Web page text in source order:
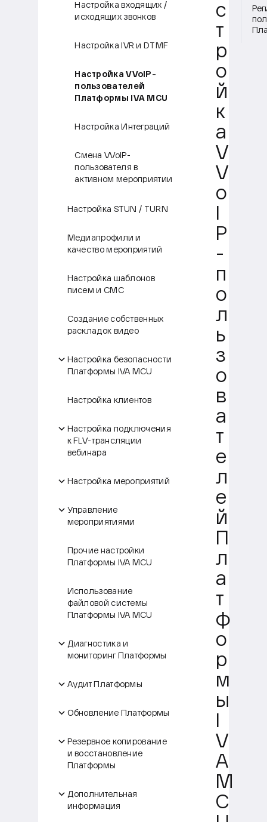
Настройка входящих /
исходящих звонков
Настройка IVR и DTMF
Настройка VVoIP-
пользователей
Платформы IVA MCU
Настройка Интеграций
Смена VVoIP-
пользователя в
активном мероприятии
Настройка STUN / TURN
Медиапрофили и
качество мероприятий
Настройка шаблонов
писем и СМС
Создание собственных
раскладок видео
Настройка безопасности
Платформы IVA MCU
Настройка клиентов
Настройка подключения
к FLV-трансляции
вебинара
Настройка мероприятий
Управление
мероприятиями
Прочие настройки
Платформы IVA MCU
Использование
файловой системы
Платформы IVA MCU
Диагностика и
мониторинг Платформы
Аудит Платформы
Обновление Платформы
Резервное копирование
и восстановление
Платформы
Дополнительная
информация
с
т
р
о
й
к
а
V
V
o
P
-
п
о
л
ь
з
о
в
а
т
е
л
е
й
л
а
т
ф
о
р
м
ы
V
A
M
C